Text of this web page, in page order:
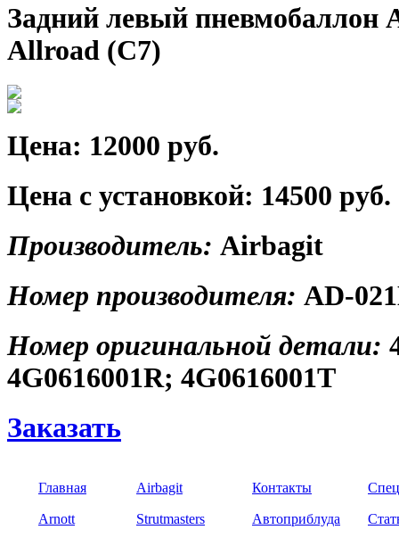
Задний левый пневмобаллон
Allroad (C7)
Цена: 12000 руб.
Цена с установкой: 14500 руб.
Производитель: Airbagit
Номер производителя: AD-
Номер оригинальной детали:
4G0616001R; 4G0616001T
Заказать
Главная Airbagit Контакты
Arnott Strutmasters Автоприблуда